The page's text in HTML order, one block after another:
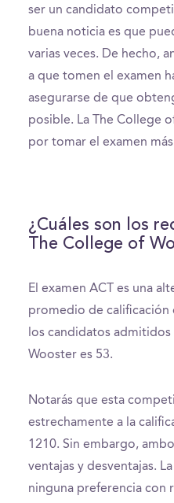
ser un candidato
buena noticia es que
varias veces. De hecho,
a que tomen el examen
asegurarse de que
posible. La The College
por tomar el examen
¿Cuáles son los
The College of
El examen ACT es una
promedio de calificación
los candidatos
Wooster es 53.
Notarás que esta
estrechamente a la
1210. Sin embargo,
ventajas y desventajas.
ninguna preferencia con